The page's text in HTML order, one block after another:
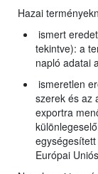
Hazai
ismert
tekintve): a
napló adatai
ismeretlen
szerek és az
exportra
Európai